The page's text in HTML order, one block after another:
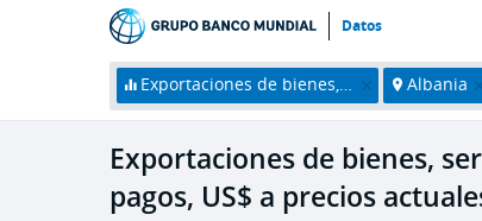
Datos
Exportaciones de bienes, servicios e ingresos primario (balanza de pagos, US$ a precios actuales) Albania
Exportaciones de bienes,
pagos, US$ a precios